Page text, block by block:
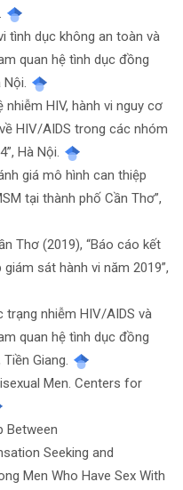
tình dục không an toàn và
quan hệ tình dục đồng
Nội.
nhiễm HIV, hành vi nguy cơ
HIV/AIDS trong các nhóm
Hà Nội.
giá mô hình can thiệp
tại thành phố Cần Thơ”,
Thơ (2019), “Báo cáo kết
sát hành vi năm 2019”,
trạng nhiễm HIV/AIDS và
quan hệ tình dục đồng
Giang.
Men. Centers for
Between
Seeking and
Men Who Have Sex With